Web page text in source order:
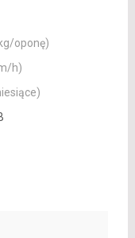
oponę)
h)